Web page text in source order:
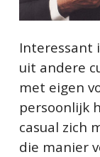
Interessant
uit andere
met eigen
persoonlijk
casual zich
die manier